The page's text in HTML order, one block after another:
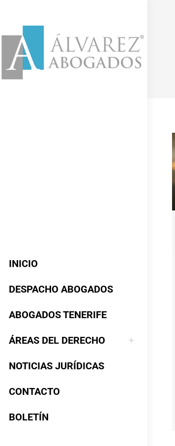
INICIO
DESPACHO ABOGADOS
ABOGADOS TENERIFE
ÁREAS DEL DERECHO
NOTICIAS JURÍDICAS
CONTACTO
BOLETÍN